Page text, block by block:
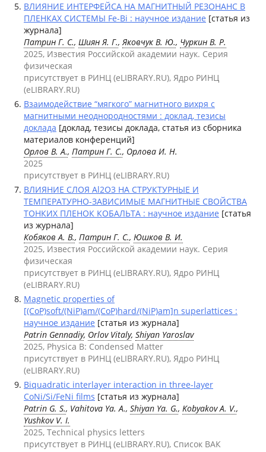
ВЛИЯНИЕ ИНТЕРФЕЙСА НА МАГНИТНЫЙ РЕЗОНАНС В
ПЛЕНКАХ СИСТЕМЫ Fe-Bi : научное издание [статья из
журнала]
Патрин Г. С., Шиян Я. Г.,Яковчук В. Ю., Чуркин В. Р.
2025, Известия Российской академии наук. Серия
физическая
присутствует в РИНЦ (eLIBRARY.RU), Ядро РИНЦ
(eLIBRARY.RU)
Взаимодействие “мягкого” магнитного вихря с
магнитными неоднородностями : доклад, тезисы
доклада [доклад, тезисы доклада, статья из сборника
материалов конференций]
Орлов В. А., Патрин Г. С., Орлова И. Н.
2025
присутствует в РИНЦ (eLIBRARY.RU)
ВЛИЯНИЕ СЛОЯ Al2O3 НА СТРУКТУРНЫЕ И
ТЕМПЕРАТУРНО-ЗАВИСИМЫЕ МАГНИТНЫЕ СВОЙСТВА
ТОНКИХ ПЛЕНОК КОБАЛЬТА : научное издание [статья
из журнала]
Кобяков А. В., Патрин Г. С., Юшков В. И.
2025, Известия Российской академии наук. Серия
физическая
присутствует в РИНЦ (eLIBRARY.RU), Ядро РИНЦ
(eLIBRARY.RU)
Magnetic properties of
[(CoP)soft/(NiP)am/(CoP)hard/(NiP)am]n superlattices :
научное издание [статья из журнала]
Patrin Gennadiy, Orlov Vitaly, Shiyan Yaroslav
2025, Physica B: Condensed Matter
присутствует в РИНЦ (eLIBRARY.RU), Ядро РИНЦ
(eLIBRARY.RU)
Biquadratic interlayer interaction in three-layer
CoNi/Si/FeNi films [статья из журнала]
Patrin G. S., Vahitova Ya. A., Shiyan Ya. G., Kobyakov A. V.,
Yushkov V. I.
2025, Technical physics letters
присутствует в РИНЦ (eLIBRARY.RU), Список ВАК